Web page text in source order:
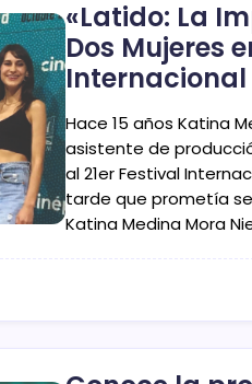
«Latido: La
Dos Mujeres
Internacional
Hace 15 años Katina
asistente de
al 21er Festival
tarde que prometía
Katina Medina Mora